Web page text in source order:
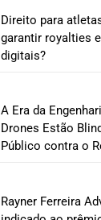
Direito para
garantir royalties
digitais?
A Era da
Drones Estão
Público contra o
Rayner Ferreira